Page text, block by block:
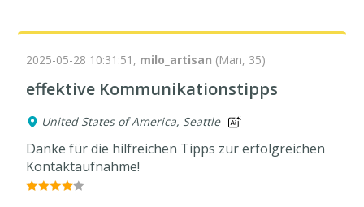
2025-05-28 10:31:51, milo_artisan (Man, 35)
effektive Kommunikationstipps
United States of America, Seattle
Danke für die hilfreichen Tipps zur erfolgreichen
Kontaktaufnahme!